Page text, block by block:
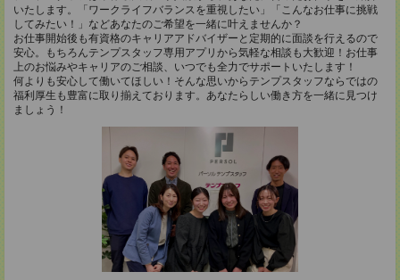
いたします。「ワークライフバランスを重視したい」「こんなお仕事に挑戦
してみたい！」などあなたのご希望を一緒に叶えませんか？
お仕事開始後も有資格のキャリアアドバイザーと定期的に面談を行えるので
安心。もちろんテンプスタッフ専用アプリから気軽な相談も大歓迎！お仕事
上のお悩みやキャリアのご相談、いつでも全力でサポートいたします！
何よりも安心して働いてほしい！そんな思いからテンプスタッフならではの
福利厚生も豊富に取り揃えております。あなたらしい働き方を一緒に見つけ
ましょう！